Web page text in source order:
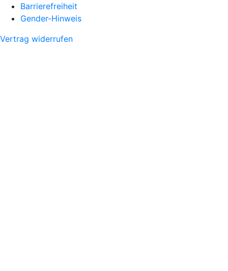
Barrierefreiheit
Gender-Hinweis
Vertrag widerrufen